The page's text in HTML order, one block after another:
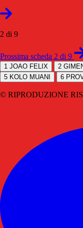
2 di 9
Prossima scheda 2 di 9
1 JOAO FELIX 2
5 KOLO MUANI 6
© RIPRODUZIONE